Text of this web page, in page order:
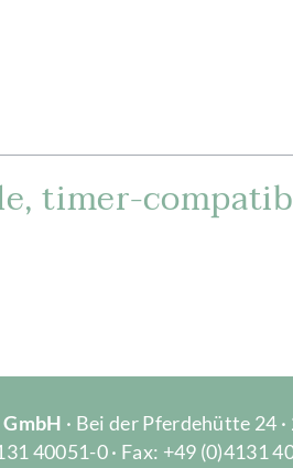
timer-
· Bei der Pferdehütte 24
40051-0 · Fax: +49 (0)4131